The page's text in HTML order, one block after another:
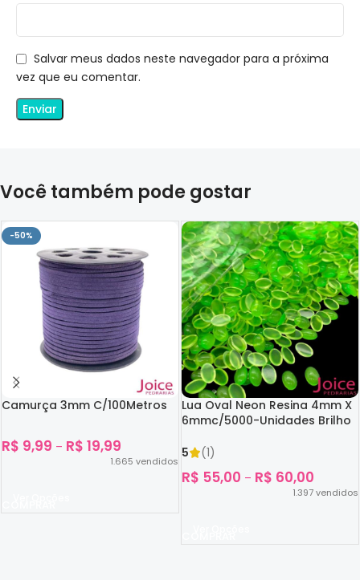
Salvar meus dados neste navegador para a próxima
vez que eu comentar.
Você também pode gostar
-50%
Camurça 3mm C/100Metros
R$ 9,99 – R$ 19,99
1.665 vendidos
Lua Oval Neon Resina 4mm X
6mmc/5000-Unidades Brilho
5
(1)
R$ 55,00 – R$ 60,00
1.397vendidos